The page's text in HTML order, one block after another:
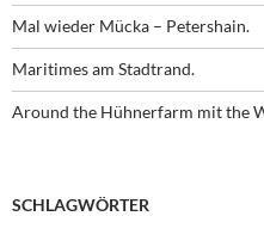
Mal wieder Mücka – Petershain.
Maritimes am Stadtrand.
Around the Hühnerfarm mit the
SCHLAGWÖRTER